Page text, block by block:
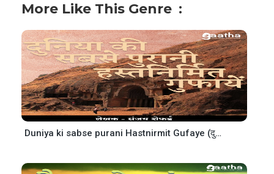
More Like This Genre
Duniya ki sabse purani Hastnirmit Gufaye (दुनिया की सबसे पुरानी हस्तनिर्मित गुफायें)